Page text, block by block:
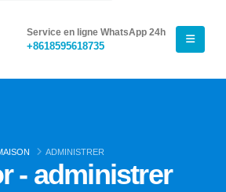
Service en ligne WhatsApp 24h
+8618595618735
ADMINISTRER
-administrer